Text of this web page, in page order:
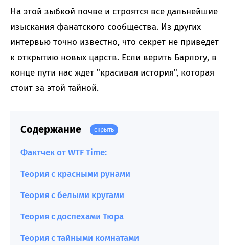
На этой зыбкой почве и строятся все дальнейшие
изыскания фанатского сообщества. Из других
интервью точно известно, что секрет не приведет
к открытию новых царств. Если верить Барлогу, в
конце пути нас ждет "красивая история", которая
стоит за этой тайной.
Содержание скрыть
Фактчек от WTF Time:
Теория с красными рунами
Теория с белыми кругами
Теория с доспехами Тюра
Теория с тайными комнатами